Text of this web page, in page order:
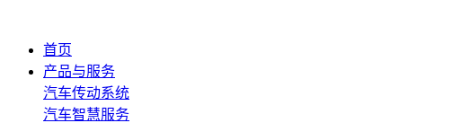
首页
产品与服务
汽车传动系统
汽车智慧服务